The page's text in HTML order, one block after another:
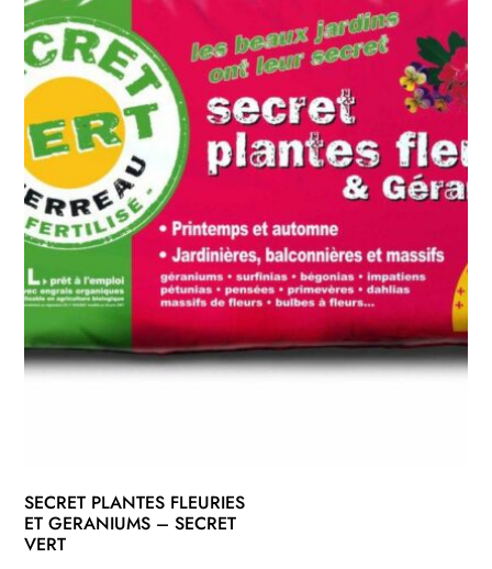
SECRET PLANTES FLEURIES
ET GERANIUMS – SECRET
VERT